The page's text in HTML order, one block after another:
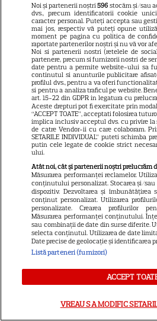
14
VEDETE
Sean
Inelelor”
vândă
salariului
primit de
14
VEDETE
Elon
care a
despre
de minute
3
VEDETE
Marvel
Panther.
Boseman
Noi și partenerii noștri596 stocăm și/sau
dvs., precum identificatorii cookie
caracter personal. Puteți accepta sau
mai jos, respectiv vă puteți opune
moment pe pagina cu politica de
raportate partenerilor noștri și nu vă vor
Noi si partenerii nostri (retelele de
partenere, precum si furnizorii nostri de
date pentru a permite website-ului sa
continutul si anunturile publicitare
profilul dvs., pentru a va oferi
si pentru a analiza traficul pe website.
art. 15-22 din GDPR in legatura cu
Aceste drepturi pot fi exercitate prin
“ACCEPT TOATE”, acceptati folosirea
implica inclusiv acceptul dvs. cu privire
de catre Vendor-ii cu care colaboram.
SETARILE INDIVIDUAL” puteti schimba
putin cele legate de cookie strict
ului.
Atât noi, cât și partenerii noștri prelucrăm
Măsurarea performanței reclamelor.
conținutului personalizat. Stocarea și/
dispozitiv. Dezvoltarea și îmbunătățirea
conținut personalizat. Utilizarea
personalizate. Crearea profilurilor
Măsurarea performanței conținutului.
sau combinații de date din surse diferite.
selecta conținutul. Utilizarea de date
Date precise de geolocație și identificarea
Listă parteneri (furnizori)
ACCEPT
VREAU SA MODIFIC